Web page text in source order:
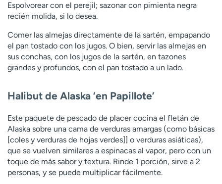
Espolvorear con el perejil; sazonar con pimienta negra
recién molida, si lo desea.
Comer las almejas directamente de la sartén, empapando
el pan tostado con los jugos. O bien, servir las almejas en
sus conchas, con los jugos de la sartén, en tazones
grandes y profundos, con el pan tostado a un lado.
Halibut de Alaska ‘en Papillote’
Este paquete de pescado de placer cocina el fletán de
Alaska sobre una cama de verduras amargas (como básicas
[coles y verduras de hojas verdes]] o verduras asiáticas),
que se vuelven similares a espinacas al vapor, pero con un
toque de más sabor y textura. Rinde 1 porción, sirve a 2
personas, y se puede multiplicar fácilmente.